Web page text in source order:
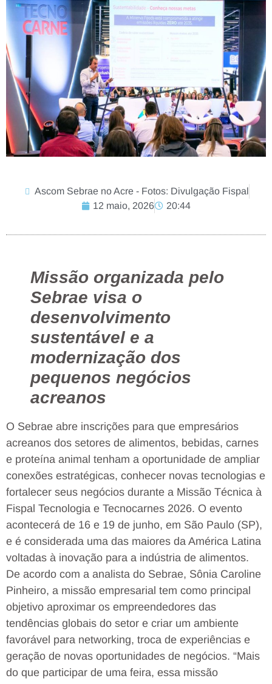
Ascom Sebrae no Acre - Fotos: Divulgação Fispal
12 maio, 2026
20:44
Missão organizada pelo
Sebrae visa o
desenvolvimento
sustentável e a
modernização dos
pequenos negócios
acreanos
O Sebrae abre inscrições para que empresários
acreanos dos setores de alimentos, bebidas, carnes
e proteína animal tenham a oportunidade de ampliar
conexões estratégicas, conhecer novas tecnologias e
fortalecer seus negócios durante a Missão Técnica à
Fispal Tecnologia e Tecnocarnes 2026. O evento
acontecerá de 16 e 19 de junho, em São Paulo (SP),
e é considerada uma das maiores da América Latina
voltadas à inovação para a indústria de alimentos.
De acordo com a analista do Sebrae, Sônia Caroline
Pinheiro, a missão empresarial tem como principal
objetivo aproximar os empreendedores das
tendências globais do setor e criar um ambiente
favorável para networking, troca de experiências e
geração de novas oportunidades de negócios. “Mais
do que participar de uma feira, essa missão